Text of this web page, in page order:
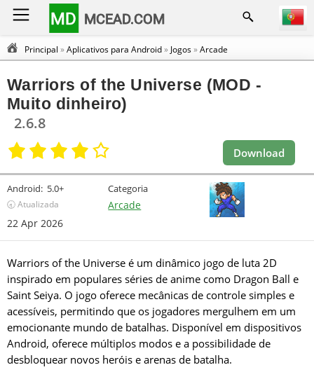
MD MCEAD.COM
Principal »Aplicativos para Android» Jogos»Arcade
Warriors of the Universe (MOD -
Muito dinheiro)
2.6.8
Download
Android: 5.0+
🕣 Atualizada
22 Apr 2026
Categoria
Arcade
Warriors of the Universe é um dinâmico jogo de luta 2D
inspirado em populares séries de anime como Dragon Ball e
Saint Seiya. O jogo oferece mecânicas de controle simples e
acessíveis, permitindo que os jogadores mergulhem em um
emocionante mundo de batalhas. Disponível em dispositivos
Android, oferece múltiplos modos e a possibilidade de
desbloquear novos heróis e arenas de batalha.